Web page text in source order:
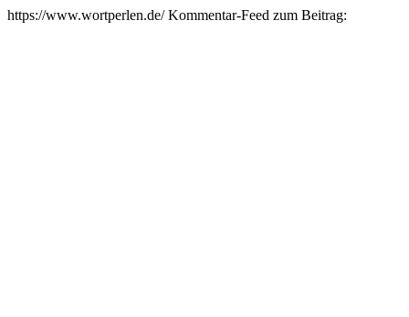
https://www.wortperlen.de/Kommentar-Feed zum Beitrag: